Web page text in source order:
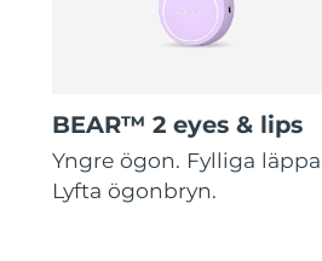
BEAR™ 2 eyes & lips
Yngre ögon. Fylliga
Lyfta ögonbryn.